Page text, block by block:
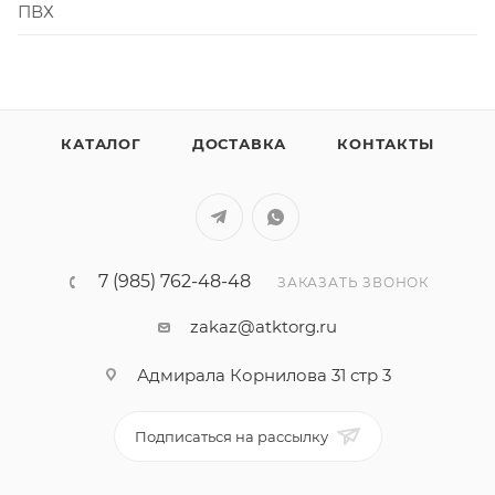
ПВХ
КАТАЛОГ ДОСТАВКА КОНТАКТЫ
7 (985) 762-48-48 ЗАКАЗАТЬ ЗВОНОК
zakaz@atktorg.ru
Адмирала Корнилова 31 стр 3
Подписаться на рассылку